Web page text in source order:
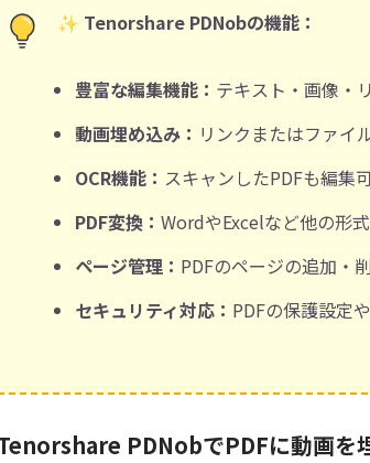
✨ Tenorshare PDNobの機能：
豊富な編集機能： テキスト・画像・
動画埋め込み： リンクまたはファイ
OCR機能： スキャンしたPDFも編集
PDF変換： WordやExcelなど他の形
ページ管理： PDFのページの追加・
セキュリティ対応： PDFの保護設定
PDNobでPDFに動画を